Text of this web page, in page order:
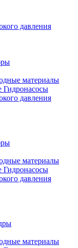
давления
материалы
Гидронасосы
давления
материалы
Гидронасосы
давления
материалы